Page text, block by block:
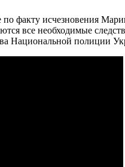
по факту исчезновения
все необходимые
Национальной полиции